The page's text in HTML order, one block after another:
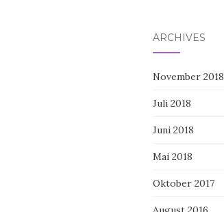
ARCHIVES
November 2018
Juli 2018
Juni 2018
Mai 2018
Oktober 2017